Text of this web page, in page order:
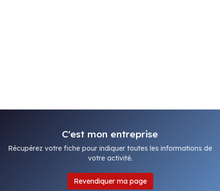
C'est mon entreprise
Récupérez votre fiche pour indiquer toutes les informations de
votre activité.
Revendiquer ma page